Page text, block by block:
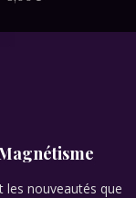
les nouveautés que